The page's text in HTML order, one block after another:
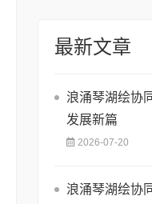
最新文章
浪涌琴湖绘协
发展新篇
2026-07-20
浪涌琴湖绘协